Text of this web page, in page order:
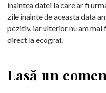
inaintea datei la care ar fi
zile inainte de aceasta data
pozitiv, iar ulterior nu am mai
direct la ecograf.
Lasă un